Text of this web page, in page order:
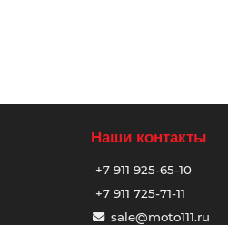
Наши контакты
+7 911 925-65-10
+7 911 725-71-11
sale@moto111.ru